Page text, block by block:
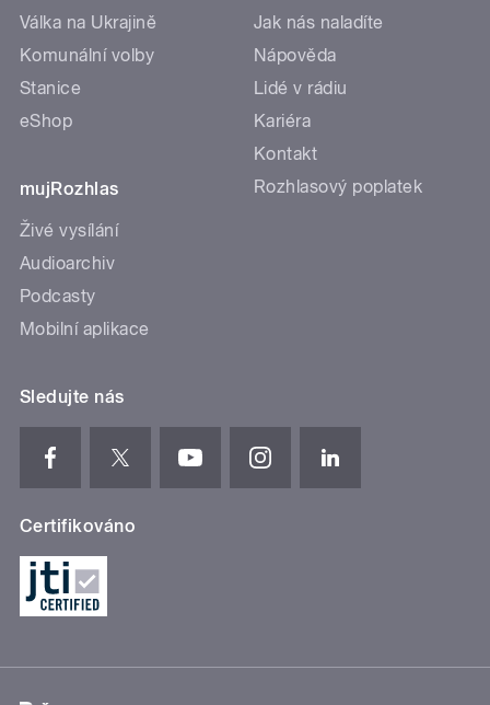
Válka na Ukrajině
Komunální volby
Stanice
eShop
mujRozhlas
Živé vysílání
Audioarchiv
Podcasty
Mobilní aplikace
Jak nás naladíte
Nápověda
Lidé v rádiu
Kariéra
Kontakt
Rozhlasový poplatek
Sledujte nás
Certifikováno